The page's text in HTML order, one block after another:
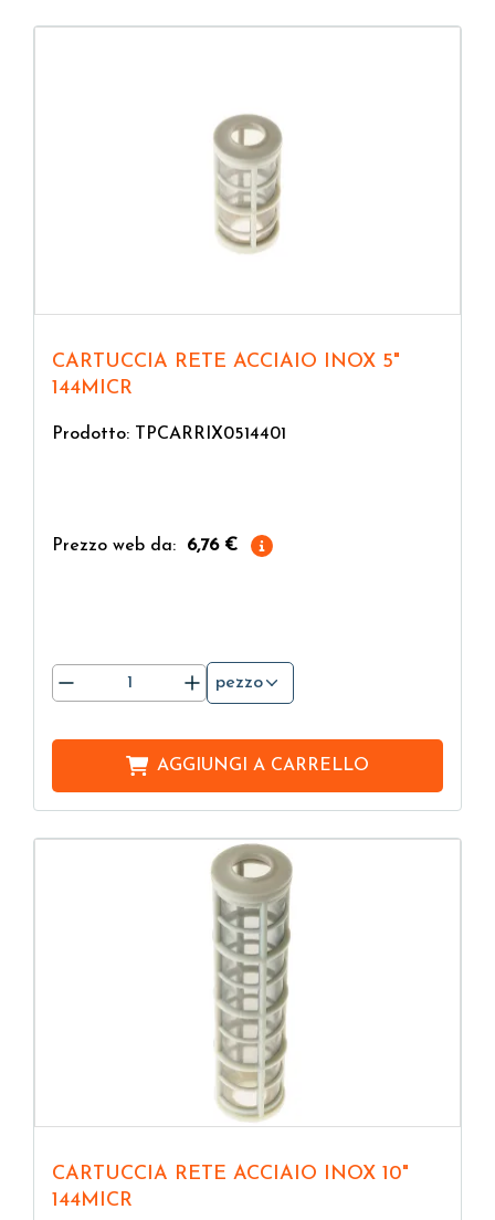
CARTUCCIA RETE ACCIAIO INOX 5"
144MICR
Prodotto: TPCARRIX0514401
Prezzo web da: 6,76 €
pezzo
AGGIUNGI A CARRELLO
CARTUCCIA RETE ACCIAIO INOX 10"
144MICR